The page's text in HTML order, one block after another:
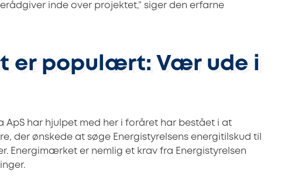
inde over projektet,” siger den erfarne
er populært: Vær ude i
ApS har hjulpet med her i foråret har bestået i at
der ønskede at søge Energistyrelsens energitilskud til
Energimærket er nemlig et krav fra Energistyrelsen